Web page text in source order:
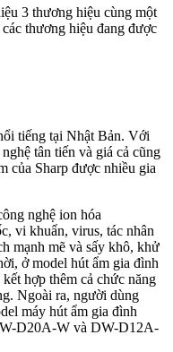
3 thương hiệu cùng một
thương hiệu đang được
tiếng tại Nhật Bản. Với
tân tiến và giá cả cũng
của Sharp được nhiều gia
nghệ ion hóa
vi khuẩn, virus, tác nhân
mạnh mẽ và sấy khô, khử
ở model hút ẩm gia đình
hợp thêm cả chức năng
Ngoài ra, người dùng
máy hút ẩm gia đình
D20A-W và DW-D12A-